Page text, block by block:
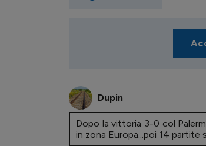
Dupin
Dopo la vittoria 3-0 col
in zona Europa...poi 14 partite